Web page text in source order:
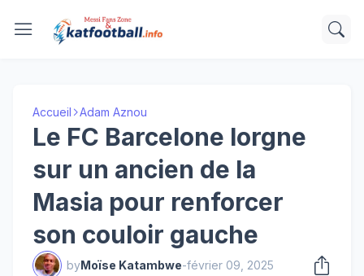
Accueil Adam Aznou
Le FC Barcelone lorgne
sur un ancien de la
Masia pour renforcer
son couloir gauche
byMoïse Katambwe-février 09, 2025